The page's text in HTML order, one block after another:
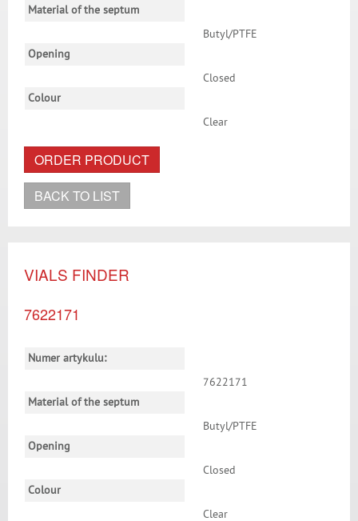
Material of the septum
Butyl/PTFE
Opening
Closed
Colour
Clear
ORDER PRODUCT
BACK TO LIST
VIALS FINDER
7622171
Numer artykulu:
7622171
Material of the septum
Butyl/PTFE
Opening
Closed
Colour
Clear